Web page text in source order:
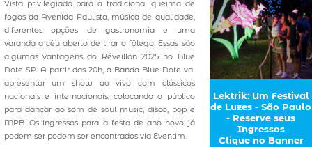
Vista privilegiada para a tradicional queima de
fogos da Avenida Paulista, música de qualidade,
diferentes opções de gastronomia e uma
varanda a céu aberto de tirar o fôlego. Essas são
algumas vantagens do Réveillon 2025 no Blue
Note SP. A partir das 20h, a Banda Blue Note vai
apresentar um show ao vivo com clássicos
nacionais e internacionais, colocando o público
para dançar ao som de soul music, disco, pop e
MPB. Os ingressos para a festa de ano novo já
podem ser podem ser encontrados via Eventim.
Lektrik: Um Festival
de Luzes - São Paulo
- Reserve seus
Ingressos
Clique no Banner